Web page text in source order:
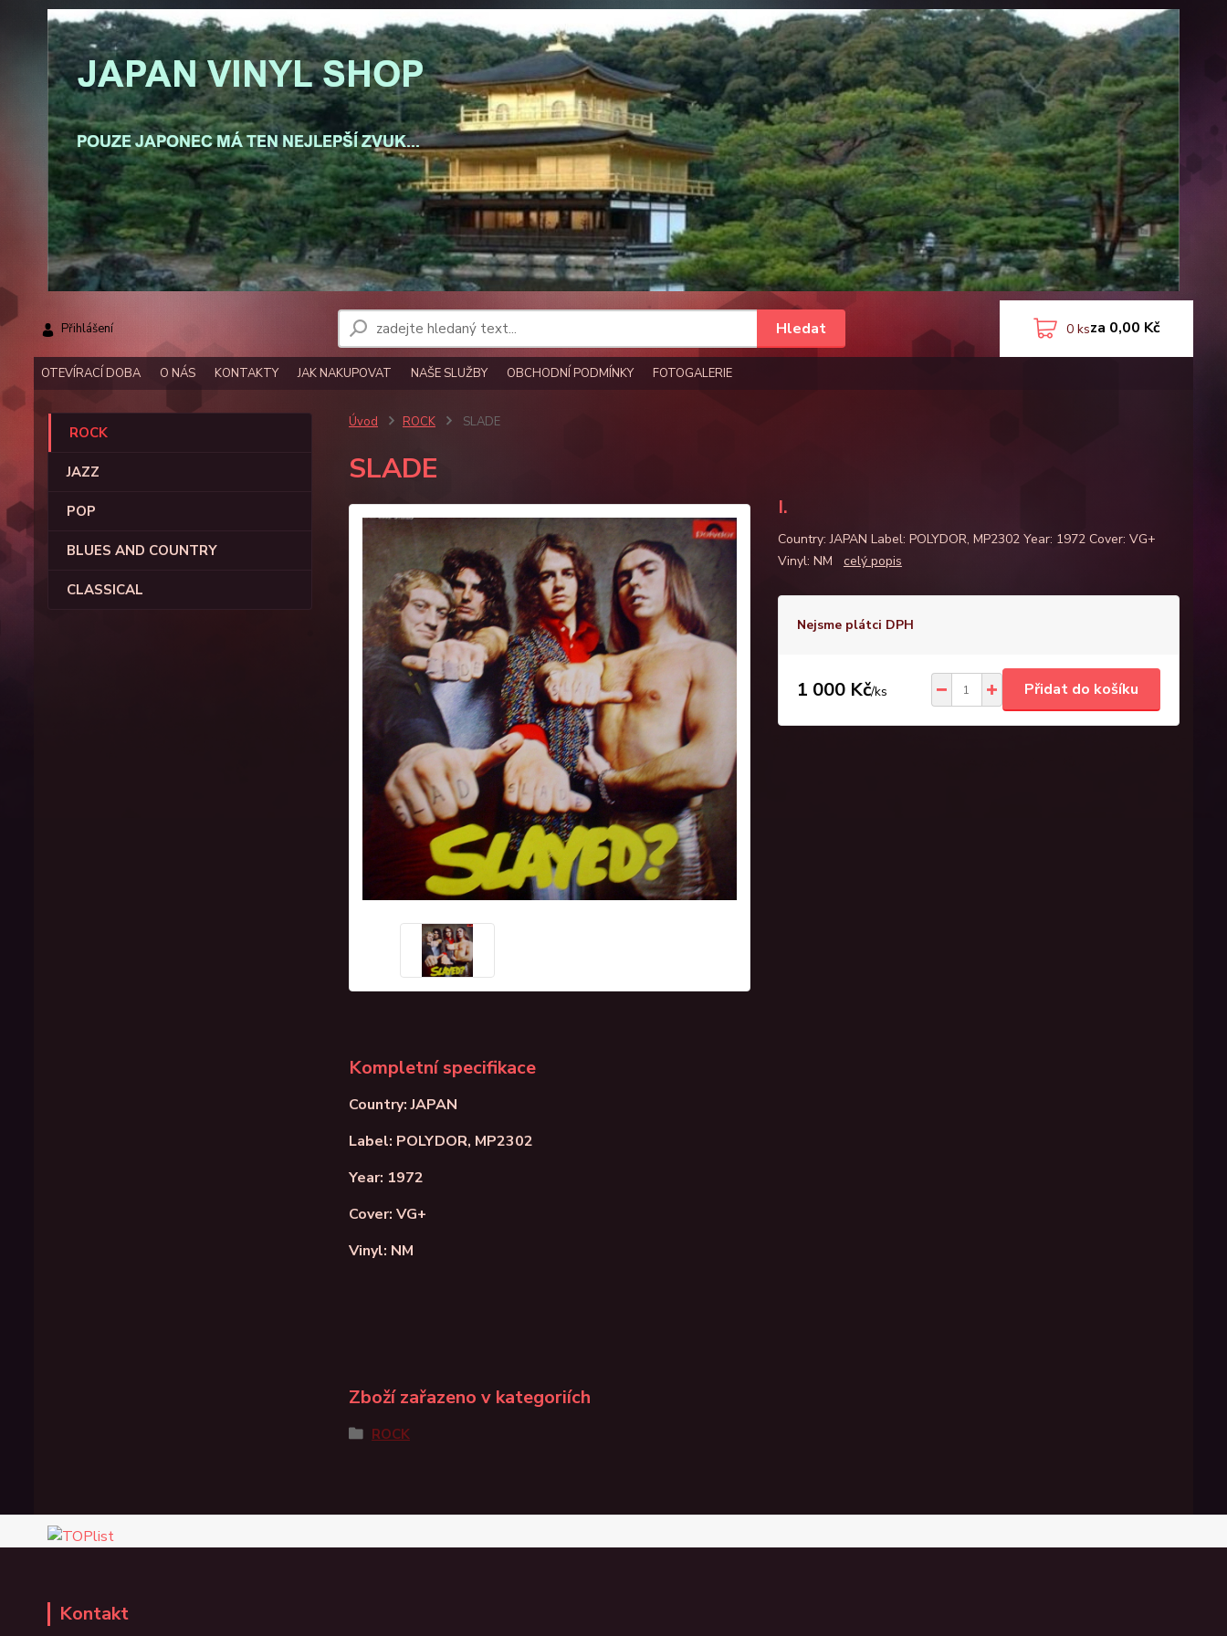
OTEVÍRACÍ DOBA O NÁS KONTAKTY JAK NAKUPOVAT NAŠE SLUŽBY OBCHODNÍ PODMÍNKY FOTOGALERIE
Přihlášení Hledat 0 ksza 0,00 Kč
ROCK
JAZZ
POP
BLUES AND COUNTRY
CLASSICAL
Úvod ROCK SLADE
SLADE
I.
Country: JAPAN Label: POLYDOR, MP2302 Year: 1972 Cover: VG+
Vinyl: NM celý popis
Nejsme plátci DPH
1 000 Kč/ks Přidat do košíku
Kompletní specifikace
Country: JAPAN
Label: POLYDOR, MP2302
Year: 1972
Cover: VG+
Vinyl: NM
Zboží zařazeno v kategoriích
ROCK
Kontakt